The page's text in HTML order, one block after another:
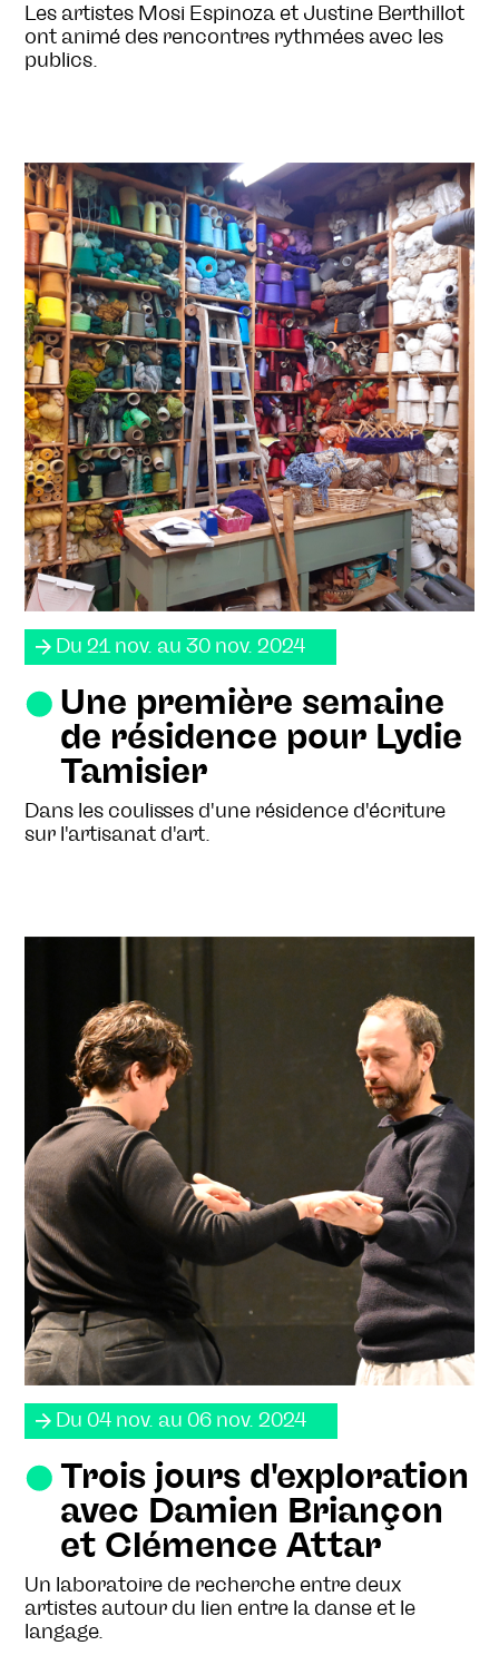
Les artistes Mosi Espinoza et Justine Berthillot
ont animé des rencontres rythmées avec les
publics.
Du 21 nov. au 30 nov. 2024
Une première semaine
de résidence pour Lydie
Tamisier
Dans les coulisses d'une résidence d'écriture
sur l'artisanat d'art.
Du 04 nov. au 06 nov. 2024
Trois jours d'exploration
avec Damien Briançon
et Clémence Attar
Un laboratoire de recherche entre deux
artistes autour du lien entre la danse et le
langage.